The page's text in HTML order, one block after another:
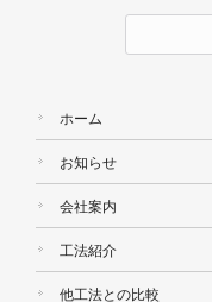
索:
ホーム
お知らせ
会社案内
工法紹介
他工法との比較